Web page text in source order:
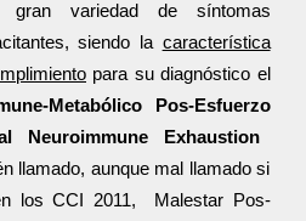
variedad de síntomas
siendo la característica
para su diagnóstico el
Metabólico Pos-Esfuerzo
Neuroimmune Exhaustion
llamado, aunque mal llamado si
los CCI 2011, Malestar Pos-